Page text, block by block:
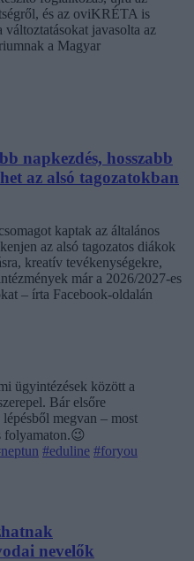
és az oviKRÉTA is
javasolta az
a Magyar
napkezdés, hosszabb
az alsó tagozatokban
kaptak az általános
az alsó tagozatos diákok
kreatív tevékenységekre,
már a 2026/2027-es
– írta Facebook-oldalán
ügyintézések között a
Bár elsőre
megvan – most
folyamaton.😉
#eduline #foryou
nevelők